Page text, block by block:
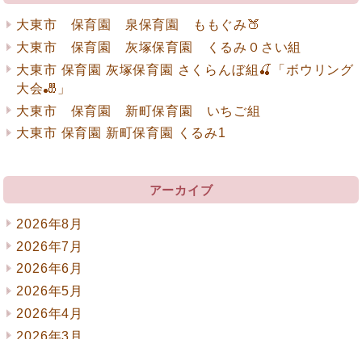
ン
大東市 保育園 泉保育園 ももぐみ🍑
大東市 保育園 灰塚保育園 くるみ０さい組
大東市 保育園 灰塚保育園 さくらんぼ組🍒「ボウリング
大会🎳」
大東市 保育園 新町保育園 いちご組
大東市 保育園 新町保育園 くるみ1
アーカイブ
2026年8月
2026年7月
2026年6月
2026年5月
2026年4月
2026年3月